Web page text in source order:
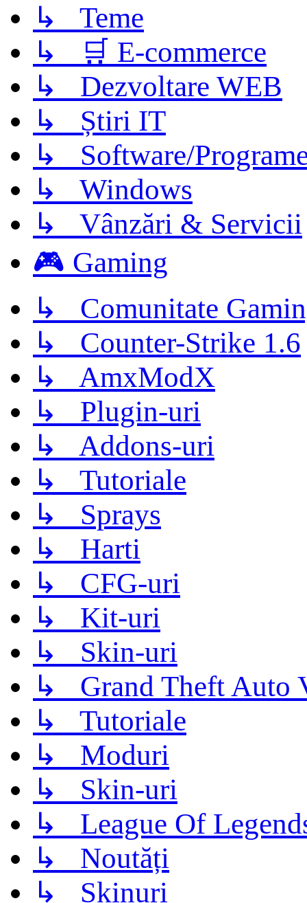
↳ Teme
↳ 🛒 E-commerce
↳ Dezvoltare WEB
↳ Știri IT
↳ Software/
↳ Windows
↳ Vânzări & Servicii
🎮 Gaming
↳ Comunitate
↳ Counter-Strike 1.6
↳ AmxModX
↳ Plugin-uri
↳ Addons-uri
↳ Tutoriale
↳ Sprays
↳ Harti
↳ CFG-uri
↳ Kit-uri
↳ Skin-uri
↳ Grand Theft Auto
↳ Tutoriale
↳ Moduri
↳ Skin-uri
↳ League Of
↳ Noutăți
↳ Skinuri